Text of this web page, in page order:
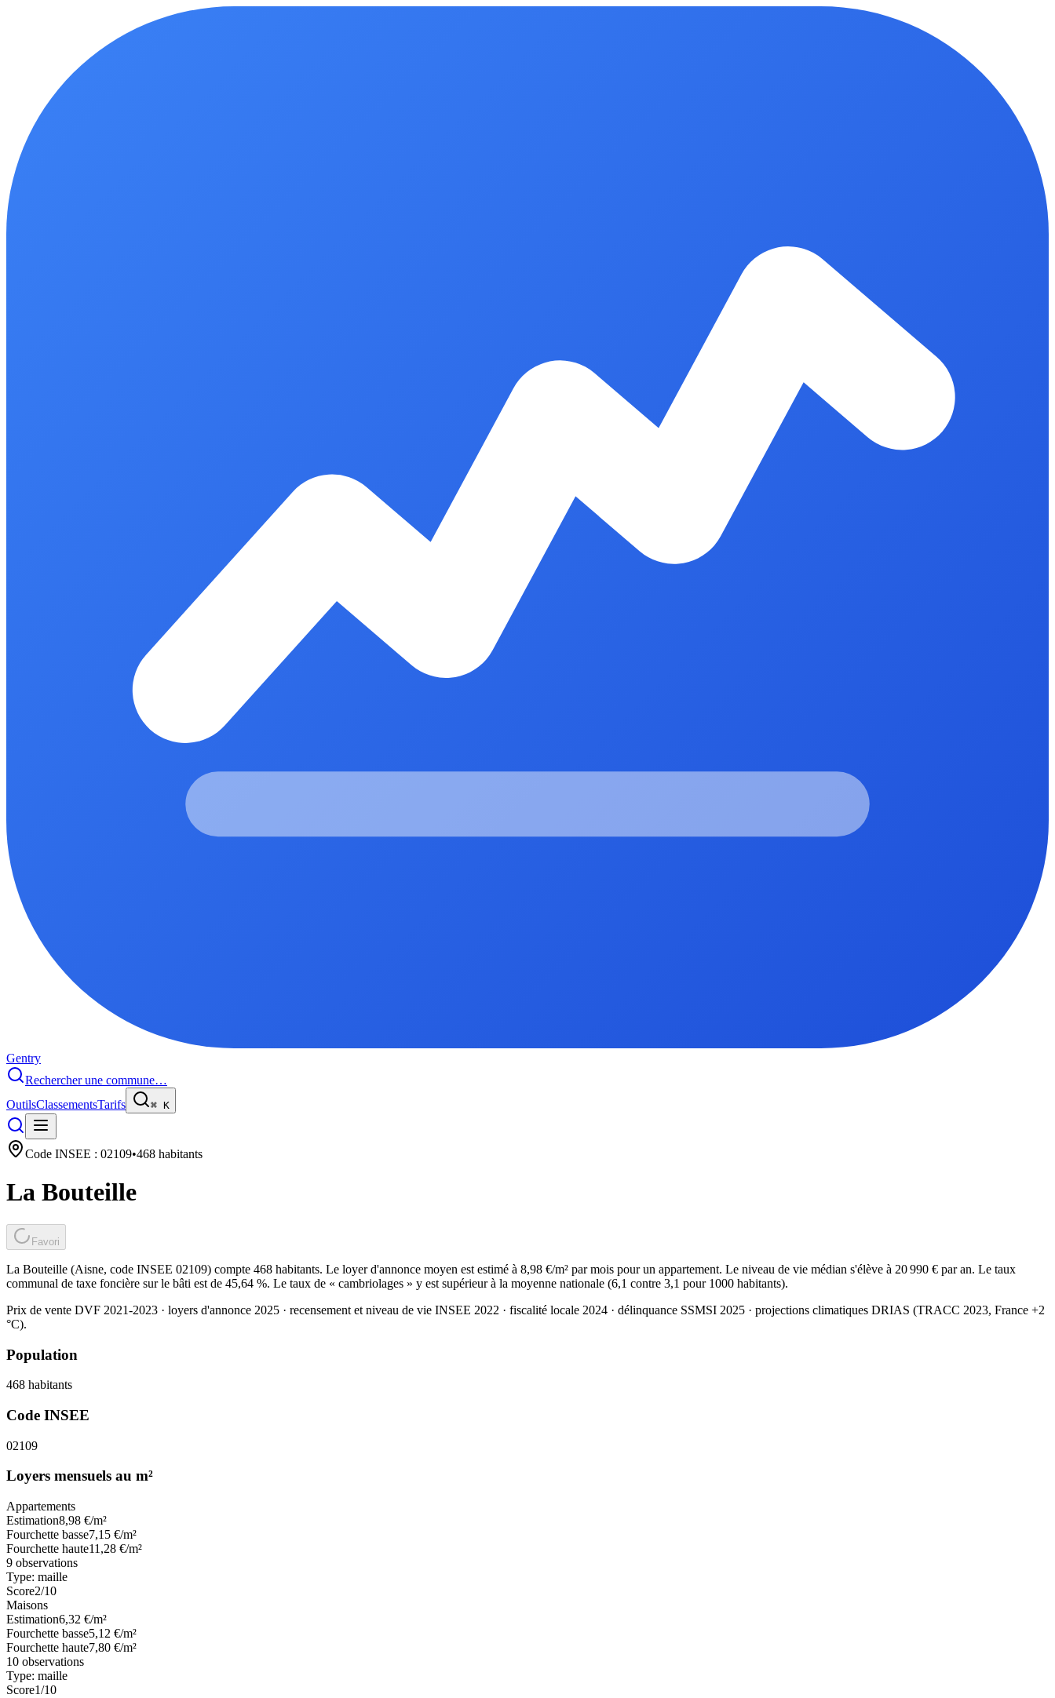
Gentry
Rechercher une commune…
OutilsClassementsTarifs ⌘ K
Code INSEE : 02109•468 habitants
La Bouteille
Favori
La Bouteille (Aisne, code INSEE 02109) compte 468 habitants. Le loyer d'annonce moyen est estimé à 8,98 €/m² par mois pour un appartement. Le niveau de vie médian s'élève à 20 990 € par an. Le taux
communal de taxe foncière sur le bâti est de 45,64 %. Le taux de « cambriolages » y est supérieur à la moyenne nationale (6,1 contre 3,1 pour 1000 habitants).
Prix de vente DVF 2021-2023 · loyers d'annonce 2025 · recensement et niveau de vie INSEE 2022 · fiscalité locale 2024 · délinquance SSMSI 2025 · projections climatiques DRIAS (TRACC 2023, France +2
°C).
Population
468 habitants
Code INSEE
02109
Loyers mensuels au m²
Appartements
Estimation8,98 €/m²
Fourchette basse7,15 €/m²
Fourchette haute11,28 €/m²
9 observations
Type: maille
Score2/10
Maisons
Estimation6,32 €/m²
Fourchette basse5,12 €/m²
Fourchette haute7,80 €/m²
10 observations
Type: maille
Score1/10